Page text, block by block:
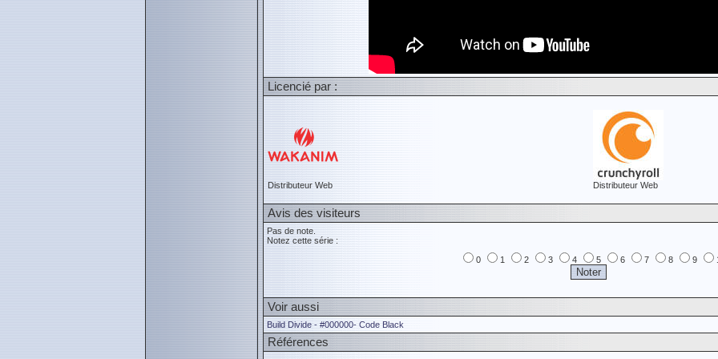
Licencié par :
Distributeur Web Distributeur Web
Avis des visiteurs
Pas de note.
Notez cette série :
0
1 2 3 4 5 6 7 8 9
Voir aussi
Build Divide - #000000- Code Black
Références